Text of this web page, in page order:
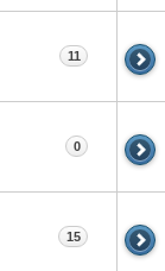
11
0
15